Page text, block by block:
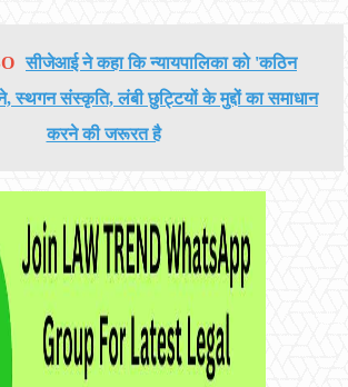
सीजेआई ने कहा कि न्यायपालिका को 'कठिन
स्थगन संस्कृति, लंबी छुट्टियों के मुद्दों का समाधान
करने की जरूरत है